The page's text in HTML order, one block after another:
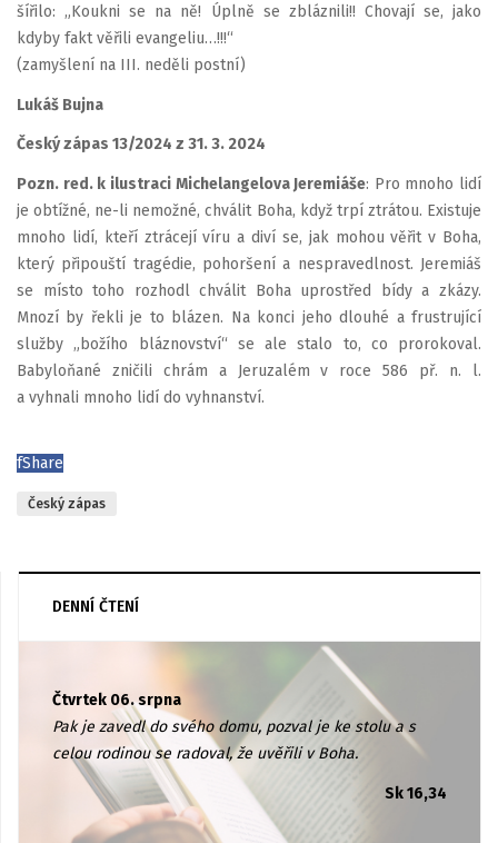
šířilo: „Koukni se na ně! Úplně se zbláznili!! Chovají se, jako
kdyby fakt věřili evangeliu…!!!“
(zamyšlení na III. neděli postní)
Lukáš Bujna
Český zápas 13/2024 z 31. 3. 2024
Pozn. red. k ilustraci Michelangelova Jeremiáše: Pro mnoho lidí
je obtížné, ne-li nemožné, chválit Boha, když trpí ztrátou. Existuje
mnoho lidí, kteří ztrácejí víru a diví se, jak mohou věřit v Boha,
který připouští tragédie, pohoršení a nespravedlnost. Jeremiáš
se místo toho rozhodl chválit Boha uprostřed bídy a zkázy.
Mnozí by řekli je to blázen. Na konci jeho dlouhé a frustrující
služby „božího bláznovství“ se ale stalo to, co prorokoval.
Babyloňané zničili chrám a Jeruzalém v roce 586 př. n. l.
a vyhnali mnoho lidí do vyhnanství.
fShare
Český zápas
DENNÍ ČTENÍ
Čtvrtek 06. srpna
Pak je zavedl do svého domu, pozval je ke stolu a s
celou rodinou se radoval, že uvěřili v Boha.
Sk 16,34